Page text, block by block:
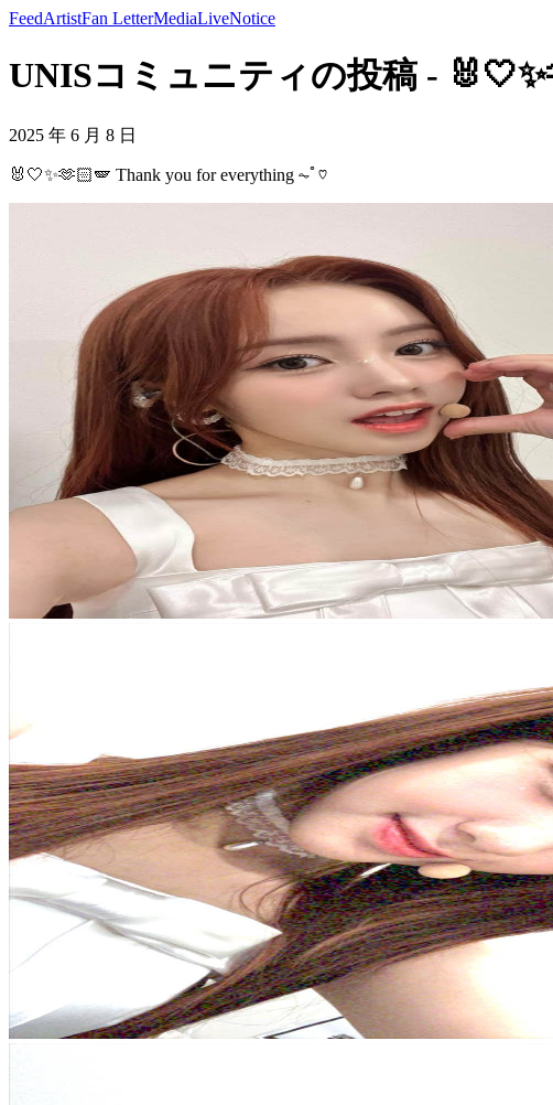
FeedArtistFan LetterMediaLiveNotice
UNISコミュニティの投稿 -
2025 年 6 月 8 日
🐰🤍✨🫶🏻🪽 Thank you for everything ⏦ﾟ♡︎